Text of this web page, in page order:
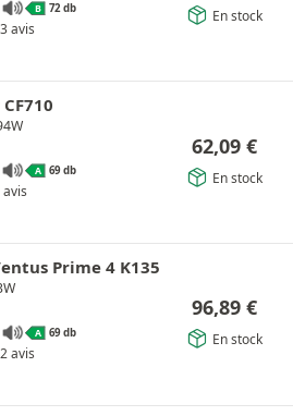
B 72 db
avis
En stock
A 69 db
62,09 €
En stock
Prime 4 K135
A 69 db
avis
96,89 €
En stock